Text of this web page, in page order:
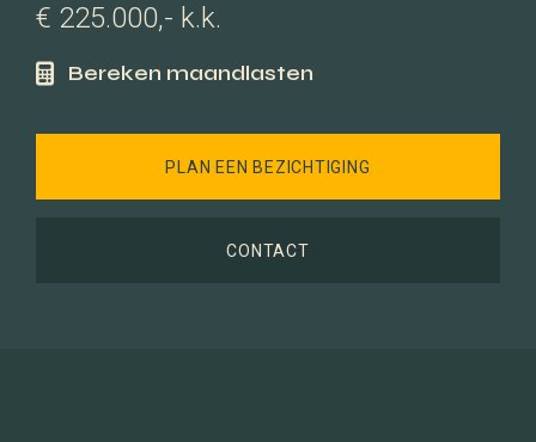
€ 225.000,- k.k.
Bereken maandlasten
PLAN EEN BEZICHTIGING
CONTACT